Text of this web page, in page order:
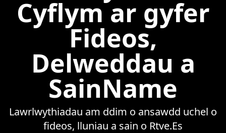
Cyflym ar gyfer
Fideos,
Delweddau a
SainName
Lawrlwythiadau am ddim o ansawdd uchel o
fideos, lluniau a sain o Rtve.Es